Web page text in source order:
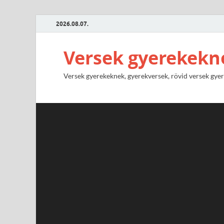
2026.08.07.
Versek
Versek gyerekeknek, gyerekversek, rövid versek